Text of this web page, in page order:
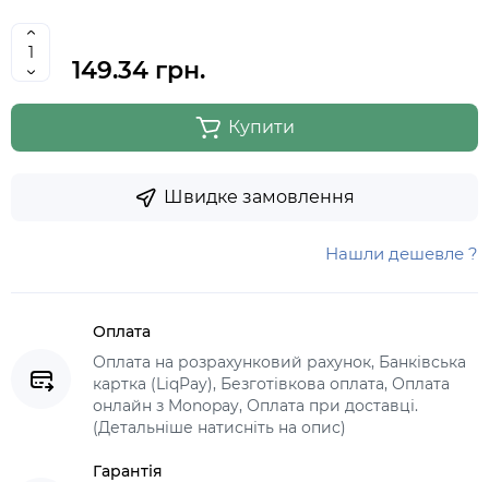
149.34 грн.
Купити
Швидке замовлення
Нашли дешевле ?
Оплата
Оплата на розрахунковий рахунок, Банківська
картка (LiqPay), Безготівкова оплата, Оплата
онлайн з Monopay, Оплата при доставці.
(Детальніше натисніть на опис)
Гарантія